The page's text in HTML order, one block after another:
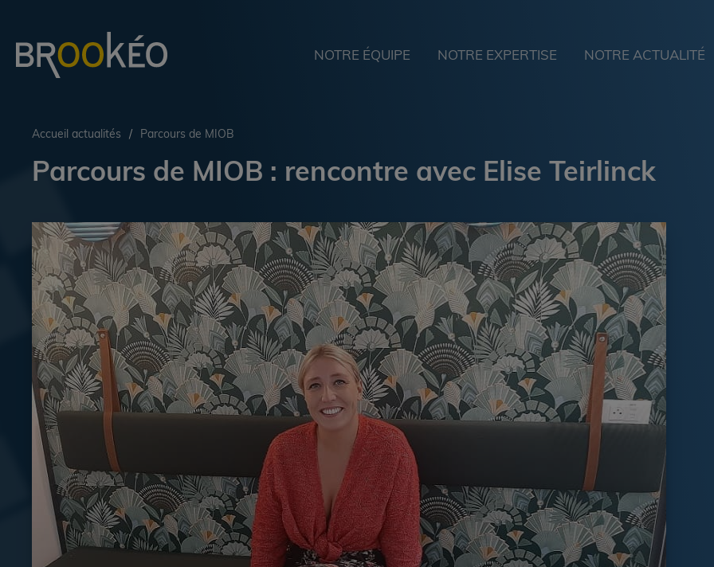
NOTRE ÉQUIPE NOTRE EXPERTISE NOTRE ACTUALITÉ
Accueil actualités / Parcours de MIOB
Parcours de MIOB : rencontre avec Elise Teirlinck